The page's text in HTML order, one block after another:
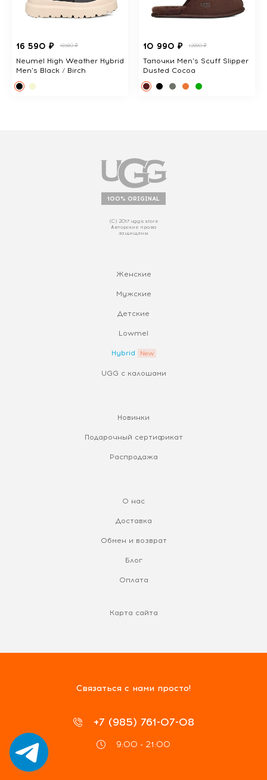
16 590 ₽ 18380 ₽
Neumel High Weather Hybrid
Men's Black / Birch
10 990 ₽ 12890 ₽
Тапочки Men's Scuff Slipper
Dusted Cocoa
100% ORIGINAL
(С) 2017 uggs.store
Авторские права
защищены
Женские
Мужские
Детские
Lowmel
Hybrid
UGG с калошами
Новинки
Подарочный сертификат
Распродажа
О нас
Доставка
Обмен и возврат
Блог
Оплата
Карта сайта
Связаться с нами просто!
+7 (985) 761-07-08
9:00 - 21:00